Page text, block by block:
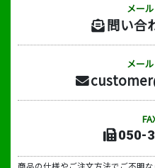
メー
問い合
メー
050-